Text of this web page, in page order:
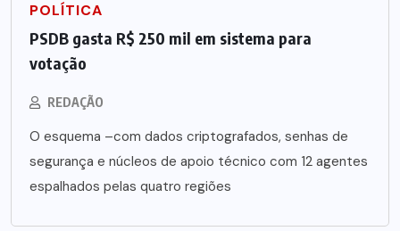
POLÍTICA
PSDB gasta R$ 250 mil em sistema para
votação
REDAÇÃO
O esquema –com dados criptografados, senhas de
segurança e núcleos de apoio técnico com 12 agentes
espalhados pelas quatro regiões